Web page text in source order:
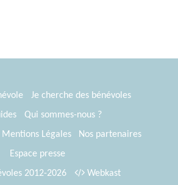
Je cherche des bénévoles
Qui sommes-nous ?
Mentions Légales
Nos partenaires
Espace presse
2012-2026
Webkast